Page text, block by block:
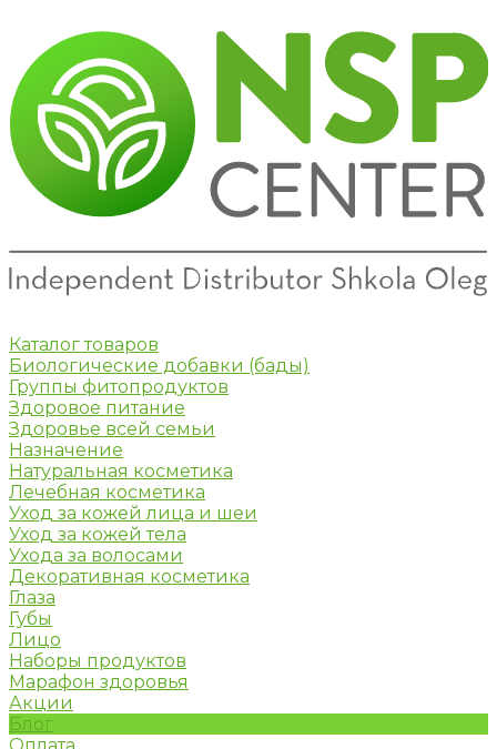
Каталог товаров
Биологические добавки (бады)
Группы фитопродуктов
Здоровое питание
Здоровье всей семьи
Назначение
Натуральная косметика
Лечебная косметика
Уход за кожей лица и шеи
Уход за кожей тела
Ухода за волосами
Декоративная косметика
Глаза
Губы
Лицо
Наборы продуктов
Марафон здоровья
Акции
Блог